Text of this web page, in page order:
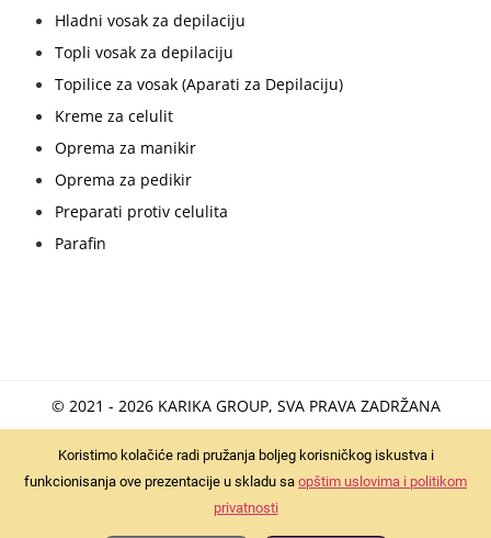
Hladni vosak za depilaciju
Topli vosak za depilaciju
Topilice za vosak (Aparati za Depilaciju)
Kreme za celulit
Oprema za manikir
Oprema za pedikir
Preparati protiv celulita
Parafin
© 2021 - 2026 KARIKA GROUP, SVA PRAVA ZADRŽANA
Koristimo kolačiće radi pružanja boljeg korisničkog iskustva i
funkcionisanja ove prezentacije u skladu sa opštim uslovima i politikom
privatnosti